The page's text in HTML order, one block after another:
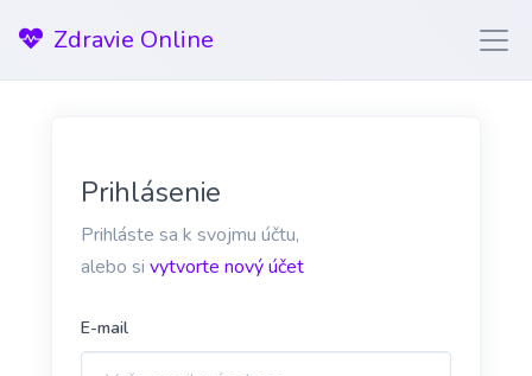
Zdravie Online
Prihlásenie
Prihláste sa k svojmu účtu,
alebo si vytvorte nový účet
E-mail